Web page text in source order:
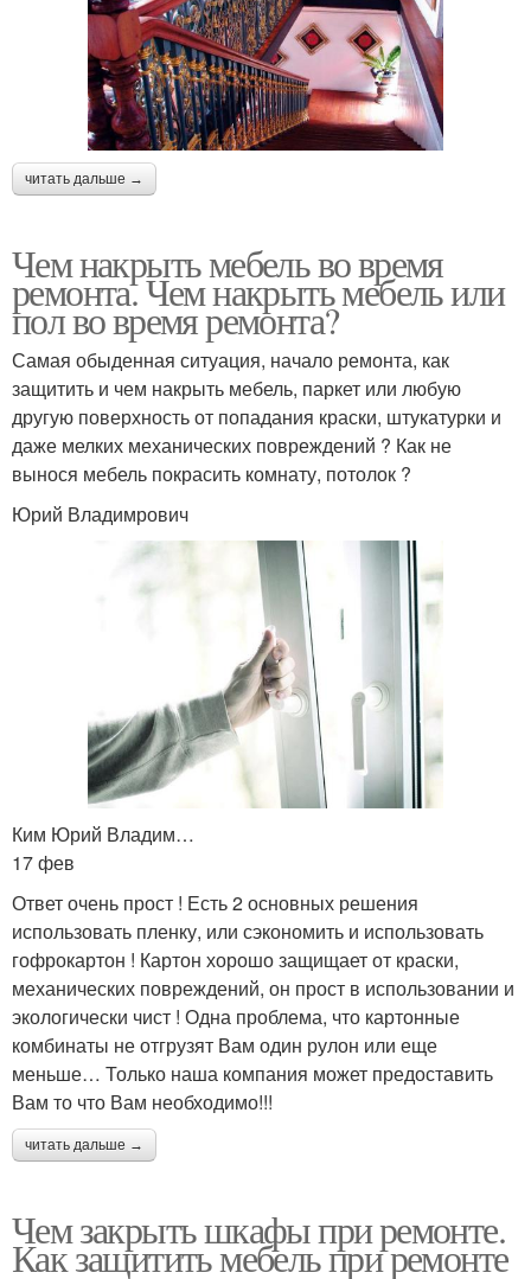
читать дальше →
Чем накрыть мебель во время
ремонта. Чем накрыть мебель или
пол во время ремонта?
Самая обыденная ситуация, начало ремонта, как
защитить и чем накрыть мебель, паркет или любую
другую поверхность от попадания краски, штукатурки и
даже мелких механических повреждений ? Как не
вынося мебель покрасить комнату, потолок ?
Юрий Владимрович
Ким Юрий Владим…
17 фев
Ответ очень прост ! Есть 2 основных решения
использовать пленку, или сэкономить и использовать
гофрокартон ! Картон хорошо защищает от краски,
механических повреждений, он прост в использовании и
экологически чист ! Одна проблема, что картонные
комбинаты не отгрузят Вам один рулон или еще
меньше… Только наша компания может предоставить
Вам то что Вам необходимо!!!
читать дальше →
Чем закрыть шкафы при ремонте.
Как защитить мебель при ремонте